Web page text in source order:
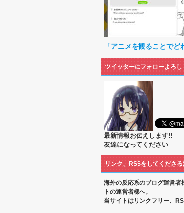
「アニメを観ることで
ツイッターにフォローよろし
最新情報お伝えします!!
友達になってください
リンク、RSSをしてくださ
海外の反応系のブログ運営者
トの運営者様へ。
当サイトはリンクフリー、